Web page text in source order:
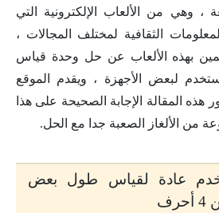
، وهي من الألعاب الإلكترونية التي
الثقافية لمختلف المجالات ،
بهذه الألعاب عن حل وحدة قياس
لبعض الأجهزة ، ويقدم الموقع
المقالة الإجابة الصحيحة على هذا
من الألغاز الصعبة جدا مع الحل.
عادة لقياس طول بعض